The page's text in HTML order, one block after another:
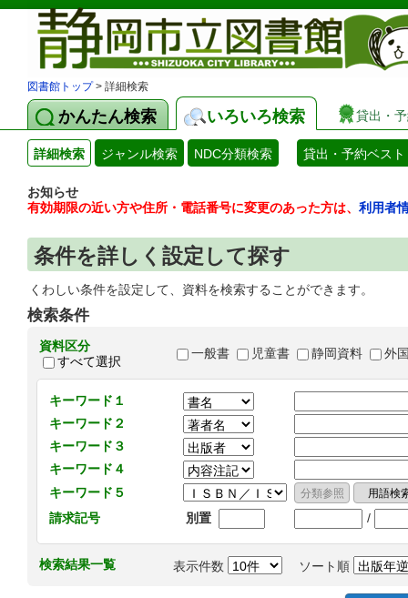
図書館トップ> 詳細検索
かんたん検索 いろいろ検索 貸出・
詳細検索 ジャンル検索 NDC分類検索 貸出・予約ベスト
お知らせ
有効期限の近い方や住所・電話番号に変更のあった方は、 利用者
条件を詳しく設定して探す
くわしい条件を設定して、資料を検索することができます。
検索条件
資料区分
すべて選択
一般書 児童書 静岡資料 外
キーワード１
キーワード２
キーワード３
キーワード４
キーワード５
請求記号
別置 /
検索結果一覧 表示件数 ソート順